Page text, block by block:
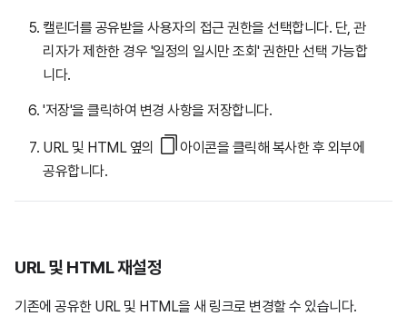
캘린더를 공유받을 사용자의 접근 권한을 선택합니다. 단, 관
리자가 제한한 경우 '일정의 일시만 조회' 권한만 선택 가능합
니다.
'저장'을 클릭하여 변경 사항을 저장합니다.
URL 및 HTML 옆의
아이콘을 클릭해 복사한 후 외부에
공유합니다.
URL 및 HTML 재설정
기존에 공유한 URL 및 HTML을 새 링크로 변경할 수 있습니다.